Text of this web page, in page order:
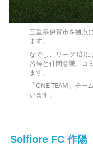
三重県伊賀市を拠点
ます。
なでしこリーグ1部
習得と仲間意識、コ
ます。
「ONE TEAM」チ
います。
Solfiore FC 作陽